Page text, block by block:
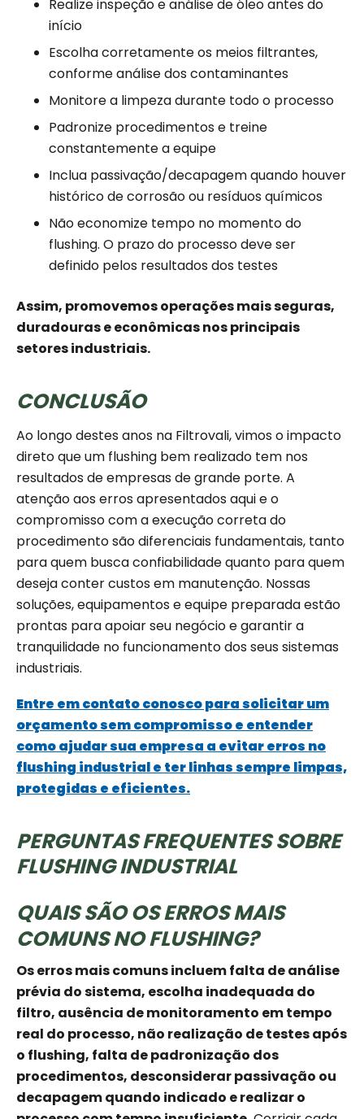
Realize inspeção e análise de óleo antes do
início
Escolha corretamente os meios filtrantes,
conforme análise dos contaminantes
Monitore a limpeza durante todo o processo
Padronize procedimentos e treine
constantemente a equipe
Inclua passivação/decapagem quando houver
histórico de corrosão ou resíduos químicos
Não economize tempo no momento do
flushing. O prazo do processo deve ser
definido pelos resultados dos testes
Assim, promovemos operações mais seguras,
duradouras e econômicas nos principais
setores industriais.
CONCLUSÃO
Ao longo destes anos na Filtrovali, vimos o impacto
direto que um flushing bem realizado tem nos
resultados de empresas de grande porte. A
atenção aos erros apresentados aqui e o
compromisso com a execução correta do
procedimento são diferenciais fundamentais, tanto
para quem busca confiabilidade quanto para quem
deseja conter custos em manutenção. Nossas
soluções, equipamentos e equipe preparada estão
prontas para apoiar seu negócio e garantir a
tranquilidade no funcionamento dos seus sistemas
industriais.
Entre em contato conosco para solicitar um
orçamento sem compromisso e entender
como ajudar sua empresa a evitar erros no
flushing industrial e ter linhas sempre limpas,
protegidas e eficientes.
PERGUNTAS FREQUENTES SOBRE
FLUSHING INDUSTRIAL
QUAIS SÃO OS ERROS MAIS
COMUNS NO FLUSHING?
Os erros mais comuns incluem falta de análise
prévia do sistema, escolha inadequada do
filtro, ausência de monitoramento em tempo
real do processo, não realização de testes após
o flushing, falta de padronização dos
procedimentos, desconsiderar passivação ou
decapagem quando indicado e realizar o